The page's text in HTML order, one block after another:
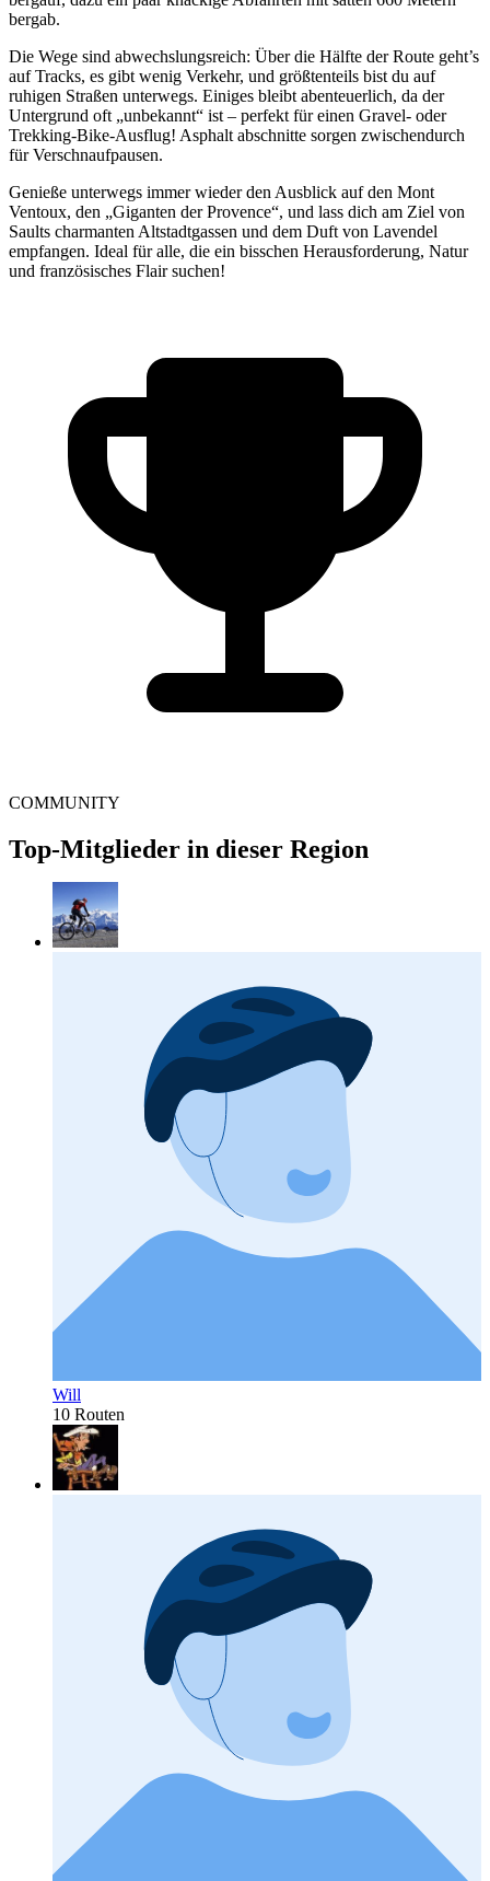
bergab.
Die Wege sind abwechslungsreich: Über die Hälfte der Route geht’s
auf Tracks, es gibt wenig Verkehr, und größtenteils bist du auf
ruhigen Straßen unterwegs. Einiges bleibt abenteuerlich, da der
Untergrund oft „unbekannt“ ist – perfekt für einen Gravel- oder
Trekking-Bike-Ausflug! Asphalt abschnitte sorgen zwischendurch
für Verschnaufpausen.
Genieße unterwegs immer wieder den Ausblick auf den Mont
Ventoux, den „Giganten der Provence“, und lass dich am Ziel von
Saults charmanten Altstadtgassen und dem Duft von Lavendel
empfangen. Ideal für alle, die ein bisschen Herausforderung, Natur
und französisches Flair suchen!
COMMUNITY
Top-Mitglieder in dieser Region
Will
10 Routen